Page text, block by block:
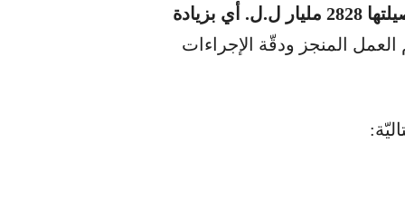
(التكاليف الماليّة) خلال العام 2025، بلغت في حصيلتها 2828 مليار ل.ل. أي بزيادة
المنجز ودقّة الإجراءات